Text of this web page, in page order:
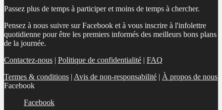
Passez plus de temps à participer et moins de temps à chercher.
Pensez à nous suivre sur Facebook et à vous inscrire à l'infolettre
quotidienne pour être les premiers informés des meilleurs bons plans
de la journée.
Contactez-nous | Politique de confidentialité | FAQ
Termes & conditions | Avis de non-responsabilité | À propos de nous
Facebook
Facebook